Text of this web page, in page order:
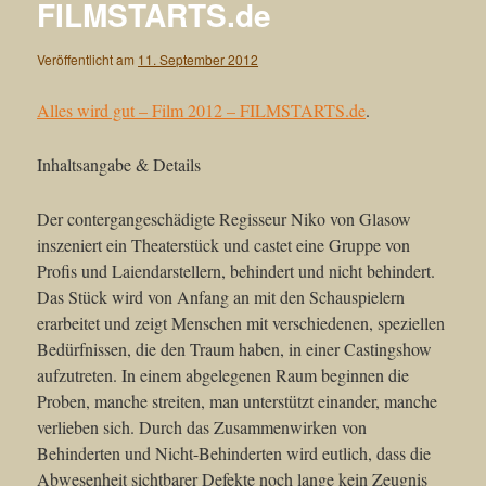
FILMSTARTS.de
Veröffentlicht am 11. September 2012
Alles wird gut – Film 2012 – FILMSTARTS.de.
Inhaltsangabe & Details
Der contergangeschädigte Regisseur Niko von Glasow
inszeniert ein Theaterstück und castet eine Gruppe von
Profis und Laiendarstellern, behindert und nicht behindert.
Das Stück wird von Anfang an mit den Schauspielern
erarbeitet und zeigt Menschen mit verschiedenen, speziellen
Bedürfnissen, die den Traum haben, in einer Castingshow
aufzutreten. In einem abgelegenen Raum beginnen die
Proben, manche streiten, man unterstützt einander, manche
verlieben sich. Durch das Zusammenwirken von
Behinderten und Nicht-Behinderten wird eutlich, dass die
Abwesenheit sichtbarer Defekte noch lange kein Zeugnis